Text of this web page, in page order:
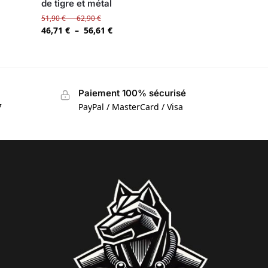
de tigre et métal
51,90€–62,90€
46,71€ – 56,61€
Paiement 100% sécurisé
PayPal / MasterCard / Visa